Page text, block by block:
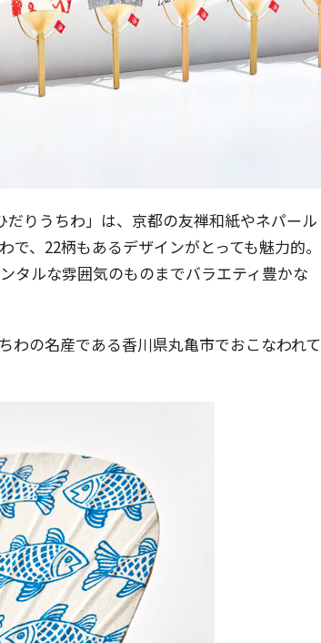
りうちわ」は、京都の友禅和紙やネパール
、22柄もあるデザインがとっても魅力的。
タルな雰囲気のものまでバラエティ豊かな
わの名産である香川県丸亀市でおこなわれて